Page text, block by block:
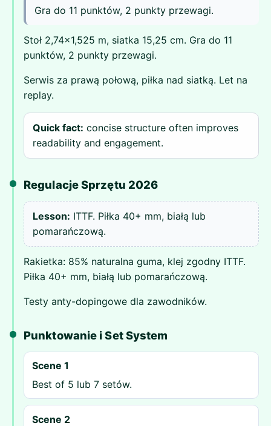
Gra do 11 punktów, 2 punkty przewagi.
Stoł 2,74x1,525 m, siatka 15,25 cm. Gra do 11
punktów, 2 punkty przewagi.
Serwis za prawą połową, piłka nad siatką. Let na
replay.
Quick fact: concise structure often improves
readability and engagement.
Regulacje Sprzętu 2026
Lesson: ITTF. Piłka 40+ mm, białą lub
pomarańczową.
Rakietka: 85% naturalna guma, klej zgodny ITTF.
Piłka 40+ mm, białą lub pomarańczową.
Testy anty-dopingowe dla zawodników.
Punktowanie i Set System
Scene 1
Best of 5 lub 7 setów.
Scene 2